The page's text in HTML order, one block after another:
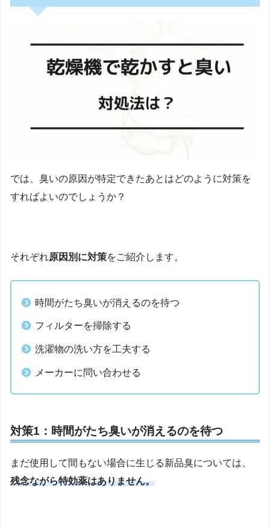
では、臭いの原因が特定できたあとはどのように対策を
すればよいのでしょうか？
それぞれ原因別に対策をご紹介します。
時間がたち臭いが消えるのを待つ
フィルターを掃除する
洗濯物の洗い方を工夫する
メーカーに問い合わせる
対策1：時間がたち臭いが消えるのを待つ
まだ使用して間もない場合に生じる新品臭については、
残念ながら特効薬はありません。